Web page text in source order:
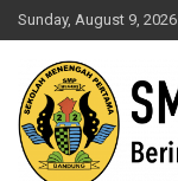
Skip
to
content
Sunday, August 9, 2026